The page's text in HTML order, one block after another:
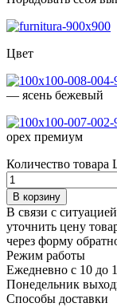
Цвет
— ясень бежевый
орех премиум
Количество
В корзину
В связи с
уточнить цену
через форму
Режим работы
Ежедневно с 10 до
Понедельник
Способы доставки